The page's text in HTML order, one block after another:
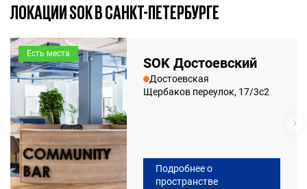
ЛОКАЦИИ SOK В САНКТ-ПЕТЕРБУРГЕ
Есть места
SOK Достоевский
Достоевская
Щербаков переулок, 17/3с2
Подробнее о
пространстве